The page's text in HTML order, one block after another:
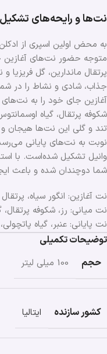
نت‌ها و رایحه‌های
به محض اولین اسپری از
متوجه حضور نت‌های آغازین
پرتقال ماندارین، گل
جذاب، شادی و نشاط را در
آغازین جای خود را به
شکوفه پرتقال، گیاه
تند و گلی این نت‌ها هیجان
نوبت به نت‌های پایانی
وانیل تشکیل شده‌است. با
شما دوچندان شده و باعث
نت آغازین: انگور سیاه،
نت میانی: رز، شکوفه پرتقال،
نت پایانی: عنبر، گیاه
توضیحات تکمیلی
حجم
100 میلی لیتر
کشور سازنده ایتالیا